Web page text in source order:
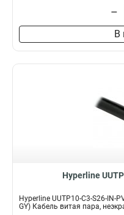
–
В
Hyperline
Hyperline UUTP10-C3-S26-IN-
GY) Кабель витая пара,